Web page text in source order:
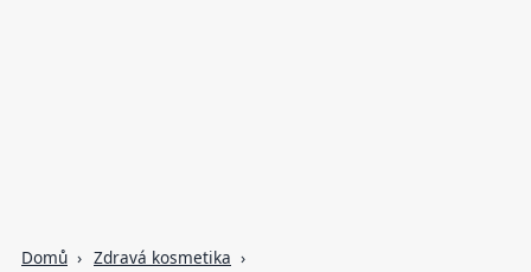
Domů
Zdravá kosmetika